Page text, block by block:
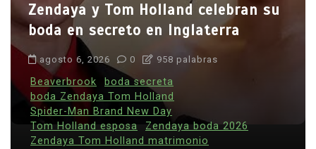
Zendaya y Tom Holland celebran su
boda en secreto en Inglaterra
agosto 6, 2026 0 958 palabras
Beaverbrook
boda secreta
boda Zendaya Tom Holland
Spider-Man Brand New Day
Tom Holland esposa
Zendaya boda 2026
Zendaya Tom Holland matrimonio